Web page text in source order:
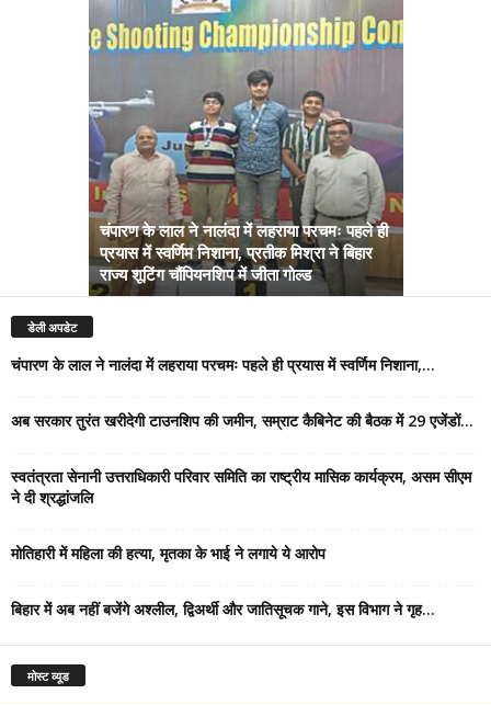
चंपारण के लाल ने नालंदा में लहराया परचमः पहले ही
प्रयास में स्वर्णिम निशाना, प्रतीक मिश्रा ने बिहार
राज्य शूटिंग चौंपियनशिप में जीता गोल्ड
डेली अपडेट
चंपारण के लाल ने नालंदा में लहराया परचमः पहले ही प्रयास में स्वर्णिम निशाना,...
अब सरकार तुरंत खरीदेगी टाउनशिप की जमीन, सम्राट कैबिनेट की बैठक में 29 एजेंडों...
स्वतंत्रता सेनानी उत्तराधिकारी परिवार समिति का राष्ट्रीय मासिक कार्यक्रम, असम सीएम
ने दी श्रद्धांजलि
मोतिहारी में महिला की हत्या, मृतका के भाई ने लगाये ये आरोप
बिहार में अब नहीं बजेंगे अश्लील, द्विअर्थी और जातिसूचक गाने, इस विभाग ने गृह...
मोस्ट व्यूड